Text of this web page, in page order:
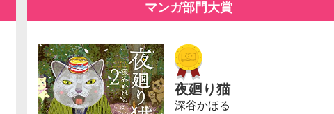
マンガ部門大賞
夜廻り猫
深谷かほる